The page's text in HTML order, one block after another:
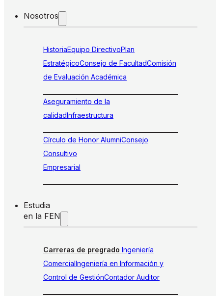
Nosotros
HistoriaEquipo DirectivoPlan
EstratégicoConsejo de FacultadComisión
de Evaluación Académica
Aseguramiento de la
calidadInfraestructura
Círculo de Honor AlumniConsejo
Consultivo
Empresarial
Estudia
en la FEN
Carreras de pregrado Ingeniería
ComercialIngeniería en Información y
Control de GestiónContador Auditor